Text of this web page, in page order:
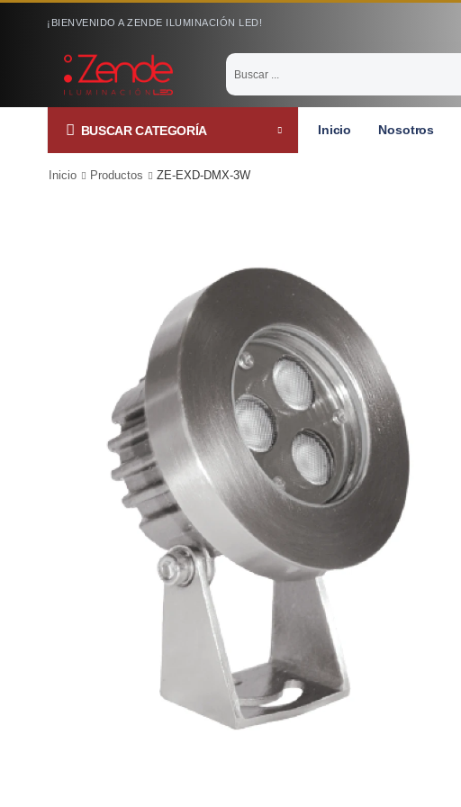
¡BIENVENIDO A ZENDE ILUMINACIÓN LED!
BUSCAR CATEGORÍA Inicio Nosotros
Inicio Productos ZE-EXD-DMX-3W